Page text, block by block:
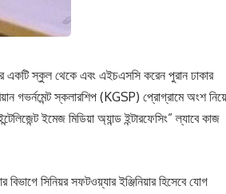
একটি স্কুল থেকে এবং এইচএসসি করেন পুরান ঢাকার
গভর্নমেন্ট স্কলারশিপ (KGSP) প্রোগ্রামে অংশ নিয়ে
ইমেজ মিডিয়া অ্যান্ড ইন্টারফেসিং” ল্যাবে কাজ
সিনিয়র সফটওয়্যার ইঞ্জিনিয়ার হিসেবে যোগ